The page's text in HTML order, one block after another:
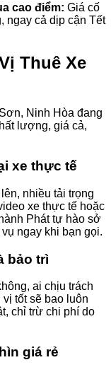
cao điểm: Giá cố
ngay cả dịp cận Tết
Thuê Xe
Ninh Hòa đang
lượng, giá cả,
xe thực tế
nhiều tải trọng
xe thực tế hoặc
Phát tự hào sở
ngay khi bạn gọi.
bảo trì
ai chịu trách
tốt sẽ bao luôn
chỉ trừ chi phí do
giá rẻ